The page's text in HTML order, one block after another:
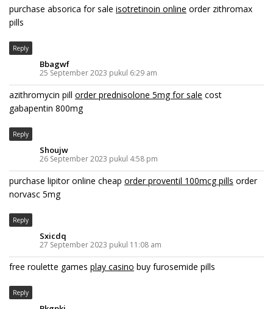
purchase absorica for sale isotretinoin online order zithromax
pills
Reply
Bbagwf
25 September 2023 pukul 6:29 am
azithromycin pill order prednisolone 5mg for sale cost
gabapentin 800mg
Reply
Shoujw
26 September 2023 pukul 4:58 pm
purchase lipitor online cheap order proventil 100mcg pills order
norvasc 5mg
Reply
Sxicdq
27 September 2023 pukul 11:08 am
free roulette games play casino buy furosemide pills
Reply